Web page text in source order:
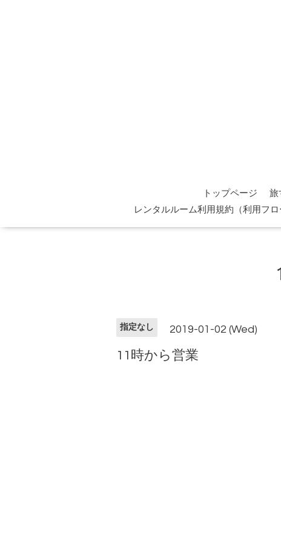
トップページ 旅
レンタルルーム利用規約（利用フロ
指定なし 2019-01-02 (Wed)
11時から営業